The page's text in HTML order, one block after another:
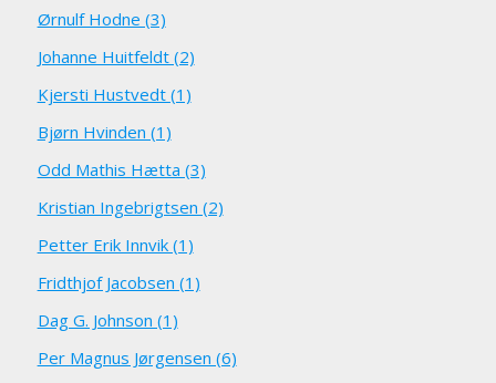
Ørnulf Hodne (3)
Johanne Huitfeldt (2)
Kjersti Hustvedt (1)
Bjørn Hvinden (1)
Odd Mathis Hætta (3)
Kristian Ingebrigtsen (2)
Petter Erik Innvik (1)
Fridthjof Jacobsen (1)
Dag G. Johnson (1)
Per Magnus Jørgensen (6)